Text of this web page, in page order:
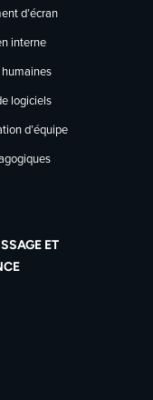
d’écran
interne
humaines
logiciels
d’équipe
ET